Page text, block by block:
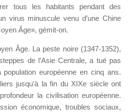
tous les habitants pendant des
virus minuscule venu d’une Chine
Âge», gémit-on.
Âge. La peste noire (1347-1352),
de l’Asie Centrale, a tué pas
européenne en cinq ans.
jusqu’à la fin du XIXe siècle ont
la civilisation européenne.
économique, troubles sociaux,